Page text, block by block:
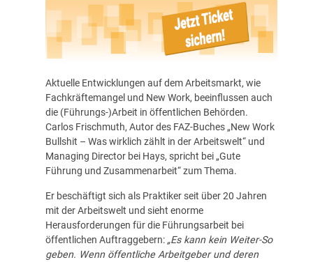
Aktuelle Entwicklungen auf dem Arbeitsmarkt, wie
Fachkräftemangel und New Work, beeinflussen auch
die (Führungs-)Arbeit in öffentlichen Behörden.
Carlos Frischmuth, Autor des FAZ-Buches „New Work
Bullshit – Was wirklich zählt in der Arbeitswelt“ und
Managing Director bei Hays, spricht bei „Gute
Führung und Zusammenarbeit“ zum Thema.
Er beschäftigt sich als Praktiker seit über 20 Jahren
mit der Arbeitswelt und sieht enorme
Herausforderungen für die Führungsarbeit bei
öffentlichen Auftraggebern: „Es kann kein Weiter-So
geben. Wenn öffentliche Arbeitgeber und deren